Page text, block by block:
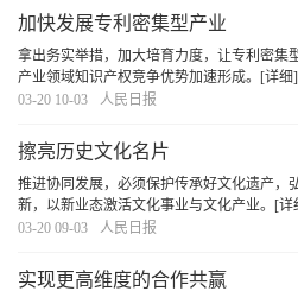
加快发展专利密集型产业
拿出务实举措，加大培育力度，让专利密集
产业领域知识产权竞争优势加速形成。 [详细]
03-20 10-03
人民日报
擦亮历史文化名片
推进协同发展，必须保护传承好文化遗产，
新，以新业态激活文化事业与文化产业。 [详
03-20 09-03
人民日报
实现更高维度的合作共赢